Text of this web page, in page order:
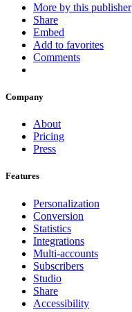
More by this publisher
Share
Embed
Add to favorites
Comments
Company
About
Pricing
Press
Features
Personalization
Conversion
Statistics
Integrations
Multi-accounts
Subscribers
Studio
Share
Accessibility